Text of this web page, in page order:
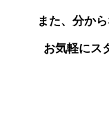
また、分か
お気軽にス